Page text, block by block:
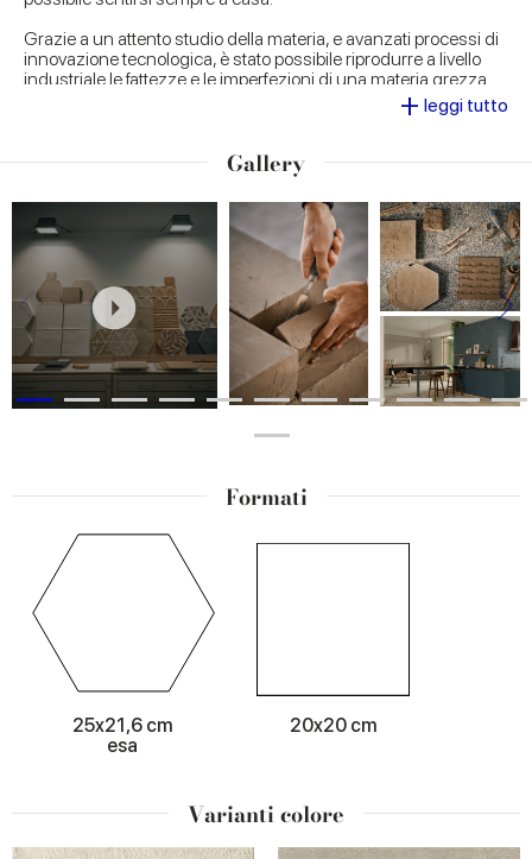
Grazie a un attento studio della materia, e avanzati processi di
innovazione tecnologica, è stato possibile riprodurre a livello
industriale le fattezze e le imperfezioni di una materia grezza
come la creta naturale. I caratteristici bordi rialzati e irregolari, e
le decorazioni ottenute tramite una mano artigianale, vengono
effetto finale handmade assolutamente realistico.
+ leggi tutto
Gallery
Formati
25x21,6 cm
esa
20x20 cm
Varianti colore